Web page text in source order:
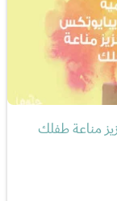
مناعة طفلك